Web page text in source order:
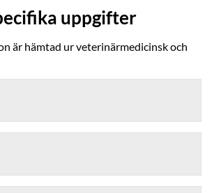
uppgifter
är hämtad ur veterinärmedicinsk och